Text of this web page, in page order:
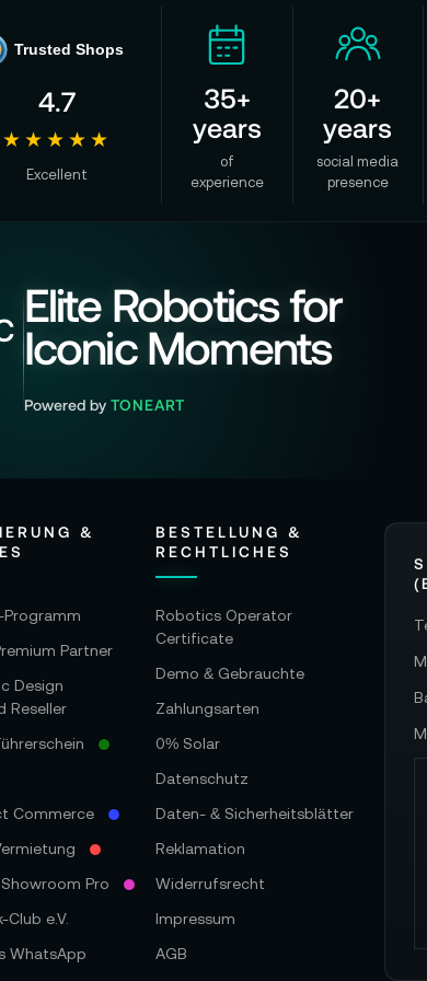
Trusted Shops
4.7
★★★★★
Excellent
35+
years
of
experience
20+
years
social media
presence
Elite Robotics for
Iconic Moments
Powered by TONEART
&
Programm
Partner
Design
Reseller
Commerce
Showroom Pro
e.V.
WhatsApp
BESTELLUNG &
RECHTLICHES
Robotics Operator
Certificate
Demo & Gebrauchte
Zahlungsarten
0% Solar
Datenschutz
Daten- & Sicherheitsblätter
Reklamation
Widerrufsrecht
Impressum
AGB